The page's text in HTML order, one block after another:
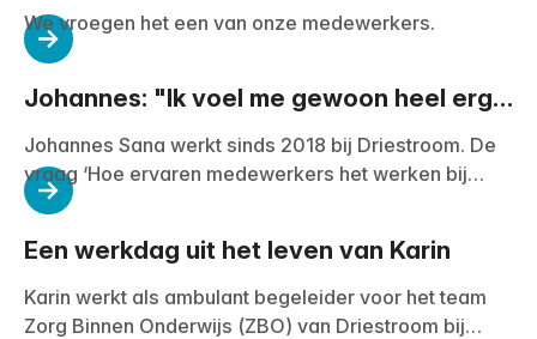
We vroegen het een van onze medewerkers.
Johannes: "Ik voel me gewoon heel erg
Johannes Sana werkt sinds 2018 bij Driestroom. De
vraag ‘Hoe ervaren medewerkers het werken bij
Driestroom?’, kan hij als teamleider als geen ander
Een werkdag uit het leven van Karin
Karin werkt als ambulant begeleider voor het team
Zorg Binnen Onderwijs (ZBO) van Driestroom bij